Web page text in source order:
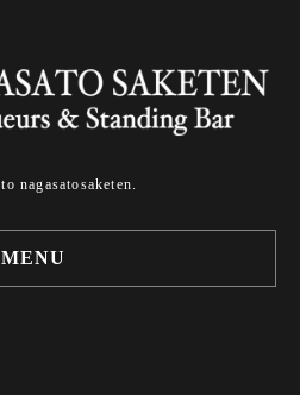
nagasatosaketen.
MENU